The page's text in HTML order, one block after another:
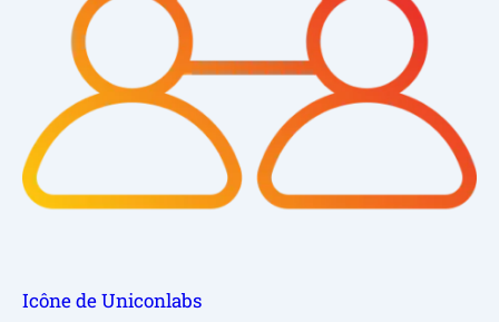
Icône de Uniconlabs